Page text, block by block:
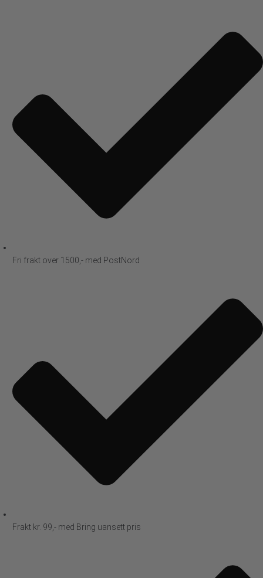
Fri frakt over 1500,- med PostNord
Frakt kr. 99,- med Bring uansett pris